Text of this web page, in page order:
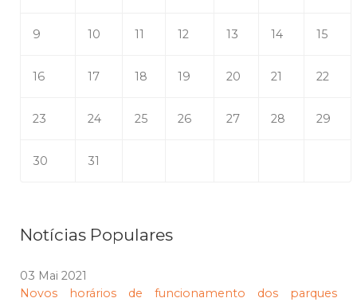
9 10 11 12 13 14 15
16 17 18 19 20 21 22
23 24 25 26 27 28 29
30 31
Notícias Populares
03 Mai 2021
Novos horários de funcionamento dos parques